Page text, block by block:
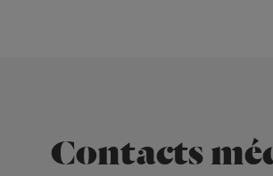
Contacts